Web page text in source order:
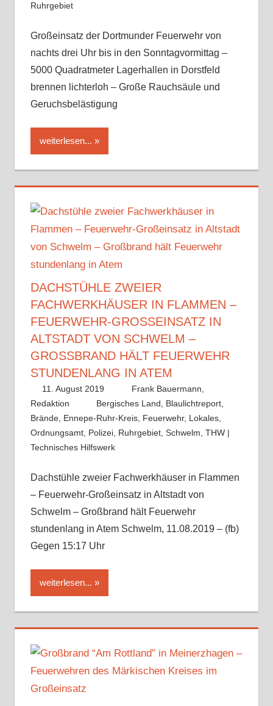
Ruhrgebiet
Großeinsatz der Dortmunder Feuerwehr von
nachts drei Uhr bis in den Sonntagvormittag –
5000 Quadratmeter Lagerhallen in Dorstfeld
brennen lichterloh – Große Rauchsäule und
Geruchsbelästigung
weiterlesen...
DACHSTÜHLE ZWEIER
FACHWERKHÄUSER IN FLAMMEN –
FEUERWEHR-GROSSEINSATZ IN A
LTSTADT VON SCHWELM – G
ROSSBRAND HÄLT FEUERWEHR ST
UNDENLANG IN ATEM
11. August 2019
Frank Bauermann,
Redaktion
Bergisches Land Blaulichtreport
Brände, Ennepe-Ruhr-Kreis, Feuerwehr, Lokales,
Ordnungsamt, Polizei, Ruhrgebiet, Schwelm THW |
Technisches Hilfswerk
Dachstühle zweier Fachwerkhäuser in Flammen
– Feuerwehr-Großeinsatz in Altstadt von
Schwelm – Großbrand hält Feuerwehr
stundenlang in Atem Schwelm, 11.08.2019 – (fb)
Gegen 15:17 Uhr
weiterlesen...